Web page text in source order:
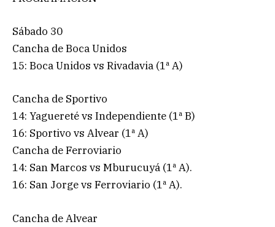
Sábado 30
Cancha de Boca Unidos
15: Boca Unidos vs Rivadavia (1ª A)
Cancha de Sportivo
14: Yaguereté vs Independiente (1ª B)
16: Sportivo vs Alvear (1ª A)
Cancha de Ferroviario
14: San Marcos vs Mburucuyá (1ª A).
16: San Jorge vs Ferroviario (1ª A).
Cancha de Alvear